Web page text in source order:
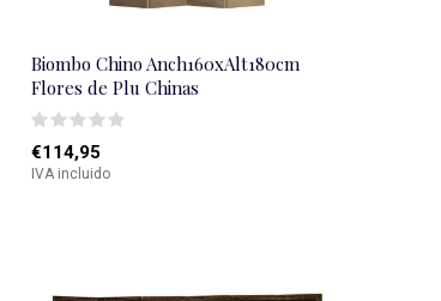
Biombo Chino Anch160xAlt180cm
Flores de Plu Chinas
€114,95
IVA incluido